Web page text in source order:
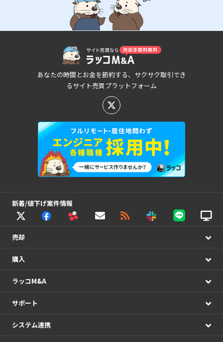
あなたの時間とお金を節約する、サクサク取引でき
るサイト売買プラットフォーム
新着/値下げ案件情報
売却
購入
ラッコM&A
サポート
システム連携